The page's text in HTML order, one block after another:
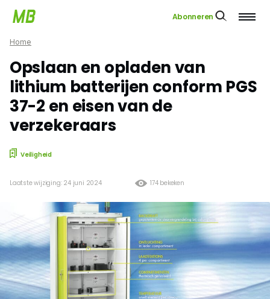
Abonneren
Home
Opslaan en opladen van
lithium batterijen conform PGS
37-2 en eisen van de
verzekeraars
Veiligheid
174 bekeken
Laatste wijziging: 24 juni 2024